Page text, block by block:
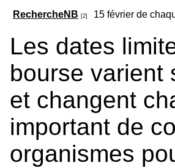
RechercheNB [2] 15 février de
Les dates
bourse varient
et changent
important de
organismes